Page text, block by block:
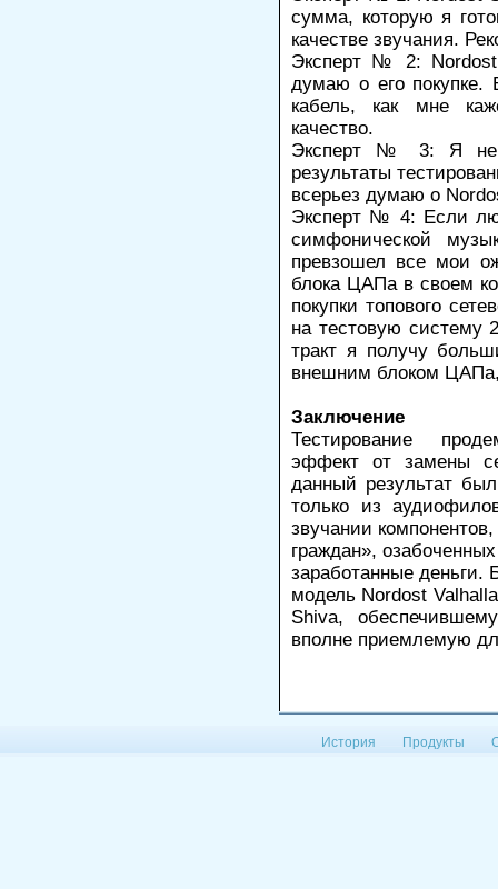
сумма, которую я
качестве звучания.
Эксперт № 2:
думаю о его
кабель, как мне
качество.
Эксперт № 3: Я не
результаты
всерьез думаю о
Эксперт № 4: Если
симфонической
превзошел все мои
блока ЦАПа в своем
покупки топового
на тестовую систему
тракт я получу
внешним блоком ЦАПа,
Заключение
Тестирование
эффект от замены
данный результат
только из
звучании
граждан»,
заработанные деньги.
модель Nordost
Shiva,
вполне приемлемую
История Продукты